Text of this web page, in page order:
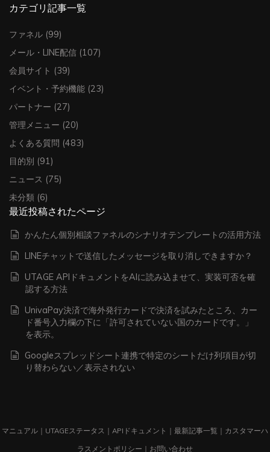
カテゴリ記事一覧
ファネル (99)
メール・LINE配信 (107)
会員サイト (39)
イベント・予約機能 (23)
パートナー (27)
管理メニュー (20)
よくある質問 (483)
目的別 (91)
ニュース (75)
未分類 (6)
最近投稿されたページ
かんたん個別相談ファネルのシナリオテンプレートの活用方法
LINEチャットで送信したメッセージを取り消しできますか？
UTAGE APIドキュメントをAIに読み込ませて、実装可否を確
認する方法
UnivaPay決済で海外発行カードで決済を試みたところ、カー
ド番号入力欄の下に「許可されていない国のカードです。」
を表示。
Googleスプレッドシート連携で特定のシートだけ列項目が切
り替わらない／表示されない
マニュアル ｜ UTAGEステータス ｜ APIドキュメント ｜ 最新記事一覧 ｜ カスタマーハ
ラスメントポリシー ｜ お問い合わせ